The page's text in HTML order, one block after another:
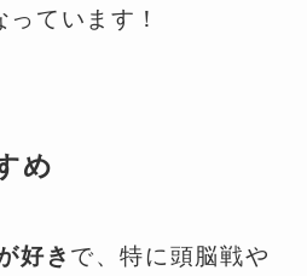
ています！
め
好き で、特に頭脳戦や